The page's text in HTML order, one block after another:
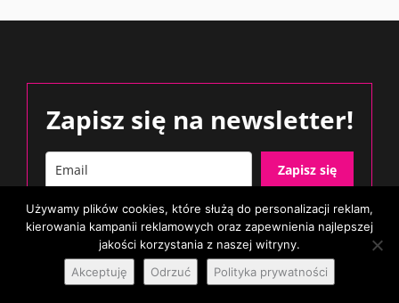
Zapisz się na newsletter!
Zapisz się
Zgodnie z nasząpolityką prywatnościmożesz się w każdej
chwili wypisać. Nigdy nie wysyłamy niechcianych wiadomości.
Używamy plików cookies, które służą do personalizacji reklam,
kierowania kampanii reklamowych oraz zapewnienia najlepszej
jakości korzystania z naszej witryny.
Akceptuję
Odrzuć Polityka prywatności